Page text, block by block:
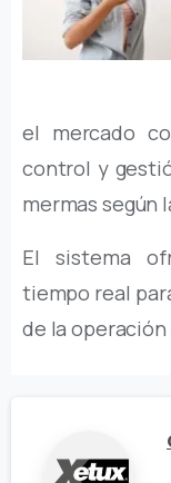
el mercado
control y
mermas según
El sistema
tiempo real
de la